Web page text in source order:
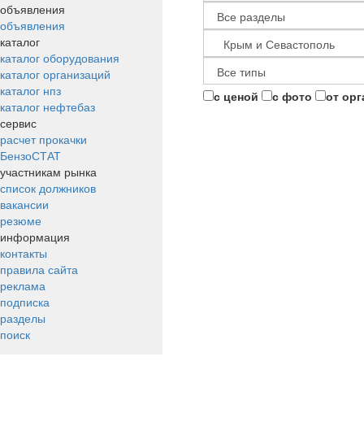
объявления
объявления
каталог
каталог оборудования
каталог организаций
каталог нпз
каталог нефтебаз
сервис
расчет прокачки
БензоСТАТ
участникам рынка
список должников
вакансии
резюме
информация
контакты
правила сайта
реклама
подписка
разделы
поиск
с ценой с фото от